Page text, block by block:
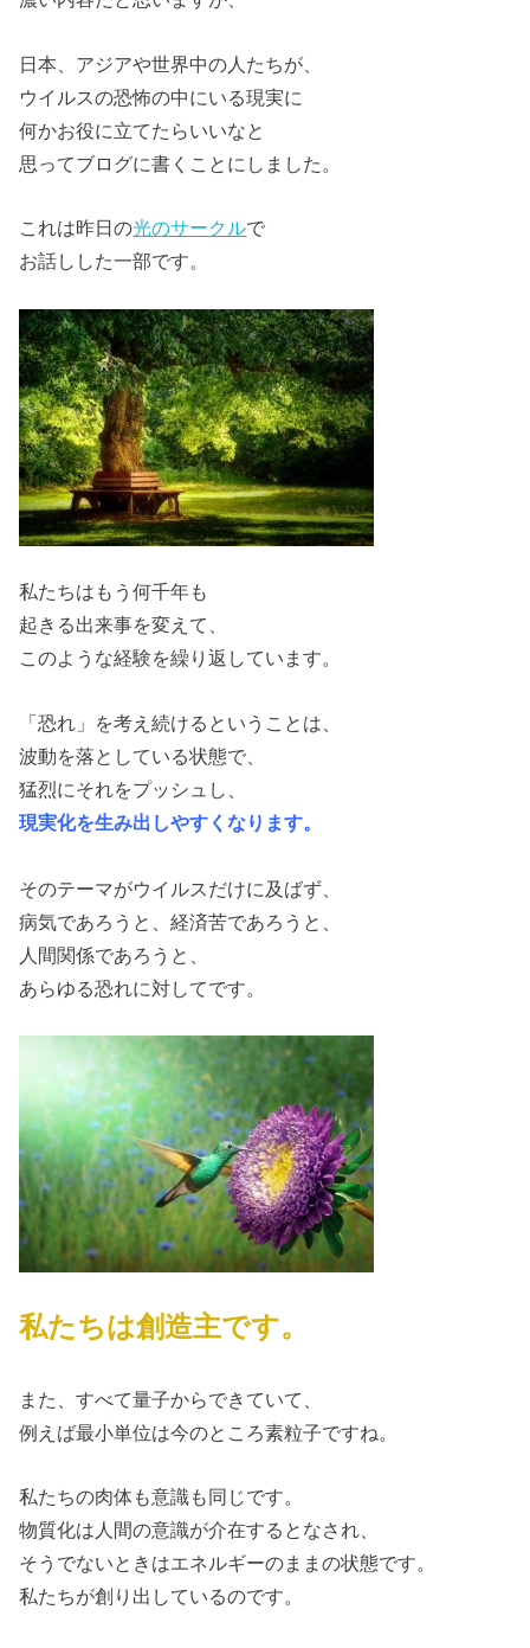
日本、アジアや世界中の人たちが、
ウイルスの恐怖の中にいる現実に
何かお役に立てたらいいなと
思ってブログに書くことにしました。
これは昨日の光のサークルで
お話しした一部です。
私たちはもう何千年も
起きる出来事を変えて、
このような経験を繰り返しています。
「恐れ」を考え続けるということは、
波動を落としている状態で、
猛烈にそれをプッシュし、
現実化を生み出しやすくなります。
そのテーマがウイルスだけに及ばず、
病気であろうと、経済苦であろうと、
人間関係であろうと、
あらゆる恐れに対してです。
私たちは創造主です。
また、すべて量子からできていて、
例えば最小単位は今のところ素粒子ですね。
私たちの肉体も意識も同じです。
物質化は人間の意識が介在するとなされ、
そうでないときはエネルギーのままの状態です。
私たちが創り出しているのです。